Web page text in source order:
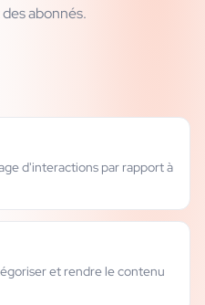
abonnés.
d'interactions par rapport à
et rendre le contenu